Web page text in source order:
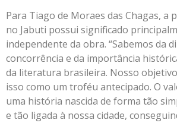
Para Tiago de Moraes das Chagas, a
no Jabuti possui significado
independente da obra. “Sabemos da
concorrência e da importância
da literatura brasileira. Nosso
isso como um troféu antecipado. O
uma história nascida de forma tão
e tão ligada à nossa cidade,